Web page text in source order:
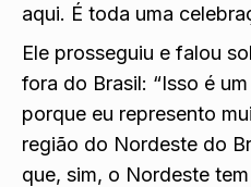
aqui. É toda uma
Ele prosseguiu e falou
fora do Brasil: “Isso é
porque eu represento
região do Nordeste do
que, sim, o Nordeste